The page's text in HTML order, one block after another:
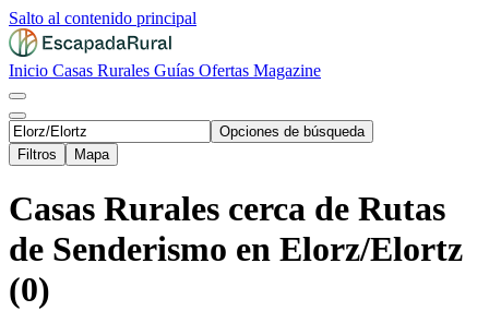
Salto al contenido principal
Inicio Casas Rurales Guías Ofertas Magazine
Opciones de búsqueda
Filtros
Mapa
Casas Rurales cerca de Rutas
de Senderismo en Elorz/Elortz
(0)